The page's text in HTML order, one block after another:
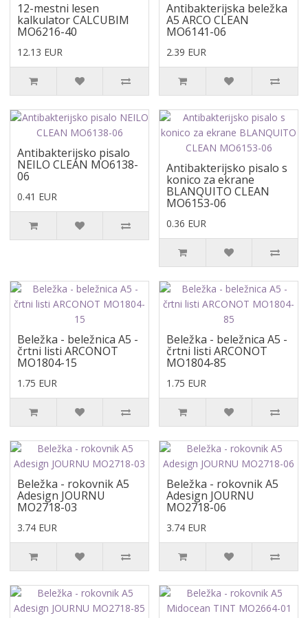
12-mestni lesen
kalkulator CALCUBIM
MO6216-40
12.13 EUR
Antibakterijska beležka
A5 ARCO CLEAN
MO6141-06
2.39 EUR
Antibakterijsko pisalo
NEILO CLEAN MO6138-
06
0.41 EUR
Antibakterijsko pisalo s
konico za ekrane
BLANQUITO CLEAN
MO6153-06
0.36 EUR
Beležka - beležnica A5 -
črtni listi ARCONOT
MO1804-15
1.75 EUR
Beležka - beležnica A5 -
črtni listi ARCONOT
MO1804-85
1.75 EUR
Beležka - rokovnik A5
Adesign JOURNU
MO2718-03
3.74 EUR
Beležka - rokovnik A5
Adesign JOURNU
MO2718-06
3.74 EUR